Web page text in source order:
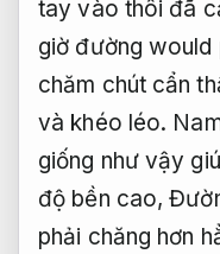
tay vào thôi đã
giờ đường
chăm chút cẩn
và khéo léo.
giống như vậy
độ bền cao,
phải chăng hơn